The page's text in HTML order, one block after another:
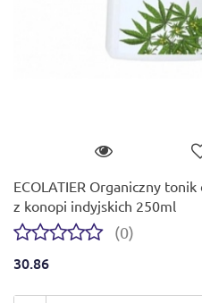
ECOLATIER Organiczny
z konopi indyjskich 250ml
(0)
30.86